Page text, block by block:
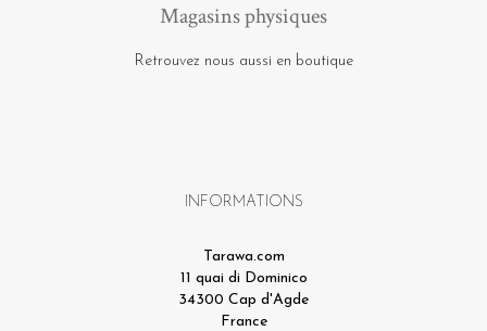
Magasins physiques
Retrouvez nous aussi en boutique
INFORMATIONS
Tarawa.com
11 quai di Dominico
34300 Cap d'Agde
France